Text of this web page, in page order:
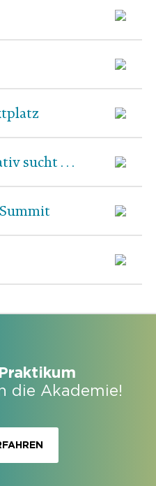
sucht …
die Akademie!